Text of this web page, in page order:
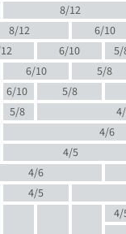
8/12
8/12 6/10
6/10 5/
6/10 5/8
6/10 5/8
5/8
4/6
4/5
4/6
4/5
4/